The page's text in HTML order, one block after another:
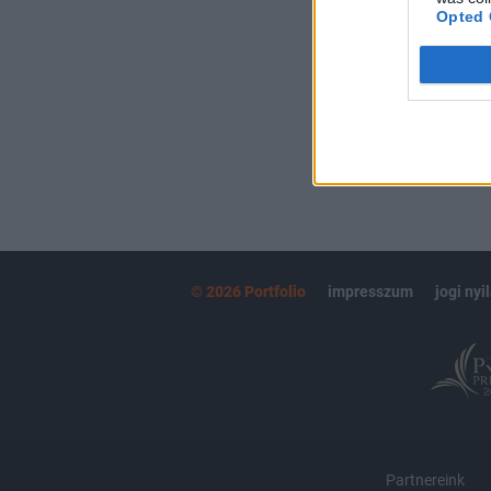
Opted
kötéslistái
MÁR
© 2026 Portfolio impresszum jogi
Partnereink